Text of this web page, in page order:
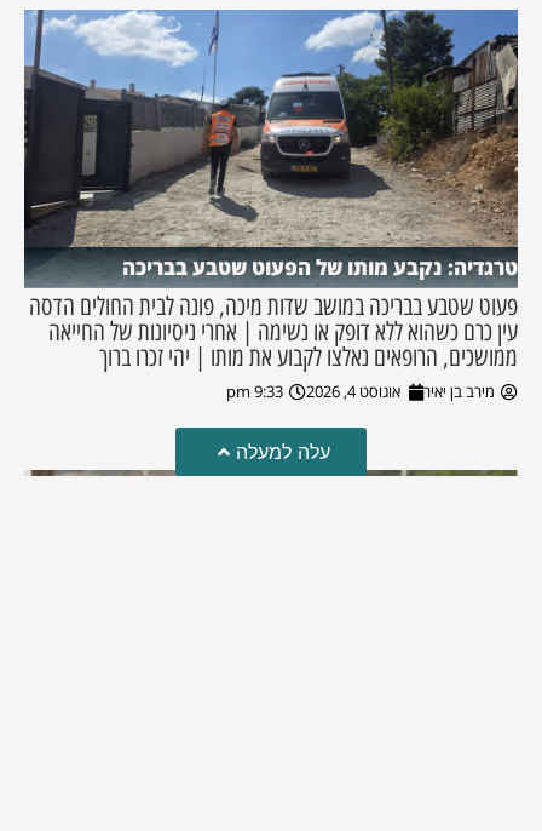
טרגדיה: נקבע מותו של הפעוט שטבע בבריכה
פעוט שטבע בבריכה במושב שדות מיכה, פונה לבית החולים הדסה
עין כרם כשהוא ללא דופק או נשימה | אחרי ניסיונות של החייאה
ממושכים, הרופאים נאלצו לקבוע את מותו | יהי זכרו ברוך
מירב בן יאיר אוגוסט 4, 2026 9:33 pm
עלה למעלה